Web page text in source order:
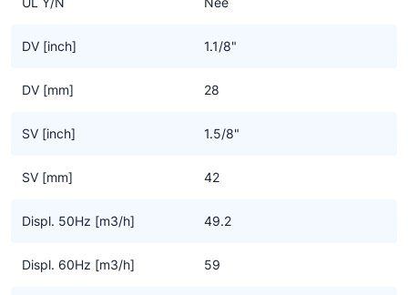
omgeving door gas
- Explosie subgroep IIC or IIB
200°C)
Alle ATEX compressoren zijn tevens goedgekeurd voor gebruik
DV [inch] 1.1/8"
DV [mm] 28
SV [inch] 1.5/8"
SV [mm] 42
Displ. 50Hz [m3/h] 49.2
Displ. 60Hz [m3/h] 59